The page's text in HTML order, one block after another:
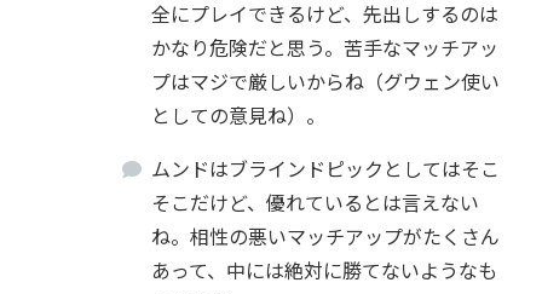
全にプレイできるけど、先出しするのは
かなり危険だと思う。苦手なマッチアッ
プはマジで厳しいからね（グウェン使い
としての意見ね）。
ムンドはブラインドピックとしてはそこ
そこだけど、優れているとは言えない
ね。相性の悪いマッチアップがたくさん
あって、中には絶対に勝てないようなも